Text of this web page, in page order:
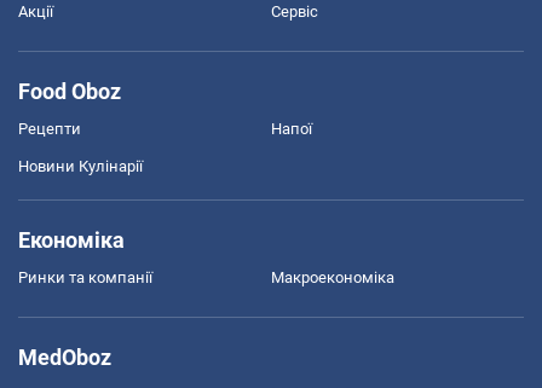
Акції Сервіс
Food Oboz
Рецепти Напої
Новини Кулінарії
Економіка
Ринки та компанії Макроекономіка
MedOboz